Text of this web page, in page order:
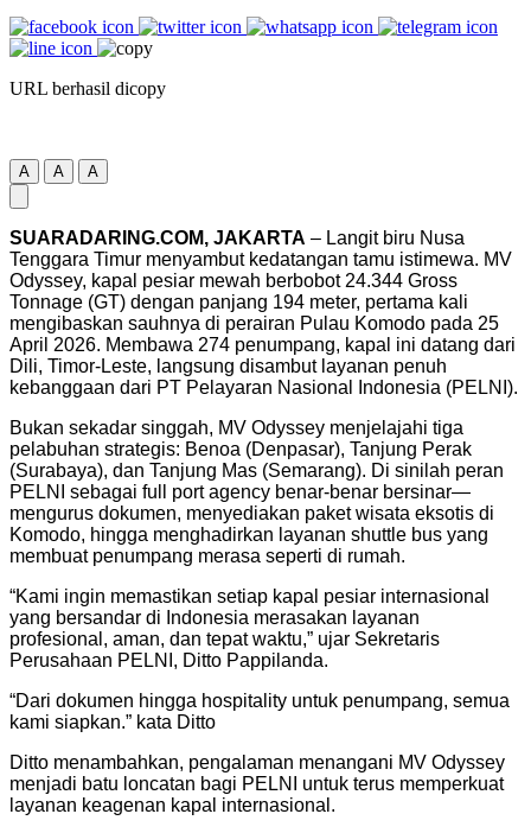
URL berhasil dicopy
A A A
SUARADARING.COM, JAKARTA – Langit biru Nusa
Tenggara Timur menyambut kedatangan tamu istimewa. MV
Odyssey, kapal pesiar mewah berbobot 24.344 Gross
Tonnage (GT) dengan panjang 194 meter, pertama kali
mengibaskan sauhnya di perairan Pulau Komodo pada 25
April 2026. Membawa 274 penumpang, kapal ini datang dari
Dili, Timor-Leste, langsung disambut layanan penuh
kebanggaan dari PT Pelayaran Nasional Indonesia (PELNI).
Bukan sekadar singgah, MV Odyssey menjelajahi tiga
pelabuhan strategis: Benoa (Denpasar), Tanjung Perak
(Surabaya), dan Tanjung Mas (Semarang). Di sinilah peran
PELNI sebagai full port agency benar-benar bersinar—
mengurus dokumen, menyediakan paket wisata eksotis di
Komodo, hingga menghadirkan layanan shuttle bus yang
membuat penumpang merasa seperti di rumah.
“Kami ingin memastikan setiap kapal pesiar internasional
yang bersandar di Indonesia merasakan layanan
profesional, aman, dan tepat waktu,” ujar Sekretaris
Perusahaan PELNI, Ditto Pappilanda.
“Dari dokumen hingga hospitality untuk penumpang, semua
kami siapkan.” kata Ditto
Ditto menambahkan, pengalaman menangani MV Odyssey
menjadi batu loncatan bagi PELNI untuk terus memperkuat
layanan keagenan kapal internasional.